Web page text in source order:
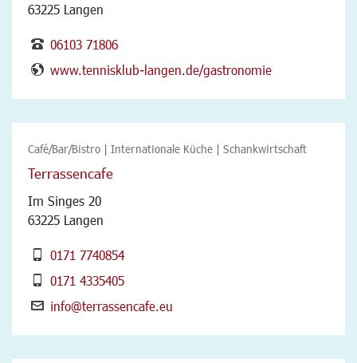
63225 Langen
06103 71806
www.tennisklub-langen.de/gastronomie
Café/Bar/Bistro | Internationale Küche | Schankwirtschaft
Terrassencafe
Im Singes 20
63225 Langen
0171 7740854
0171 4335405
info@terrassencafe.eu